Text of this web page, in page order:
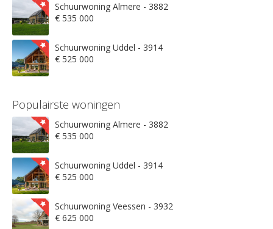
Schuurwoning Almere - 3882
€ 535 000
Schuurwoning Uddel - 3914
€ 525 000
Populairste woningen
Schuurwoning Almere - 3882
€ 535 000
Schuurwoning Uddel - 3914
€ 525 000
Schuurwoning Veessen - 3932
€ 625 000